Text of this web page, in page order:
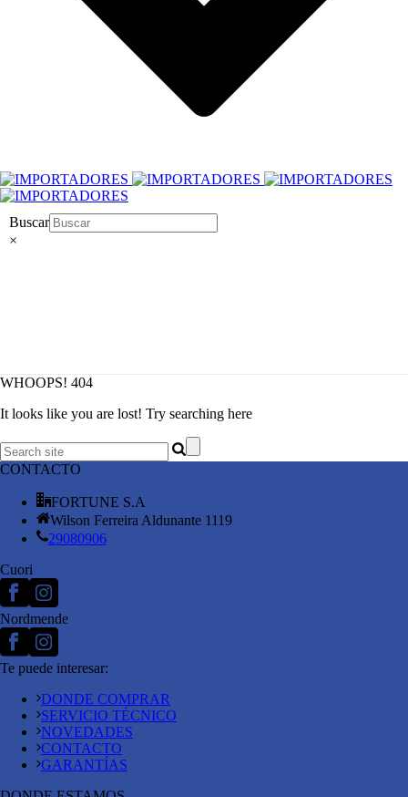
Buscar
×
WHOOPS! 404
It looks like you are lost! Try searching here
CONTACTO
FORTUNE S.A
Wilson Ferreira Aldunante 1119
29080906
Cuori
Nordmende
Te puede interesar:
DONDE COMPRAR
SERVICIO TÉCNICO
NOVEDADES
CONTACTO
GARANTÍAS